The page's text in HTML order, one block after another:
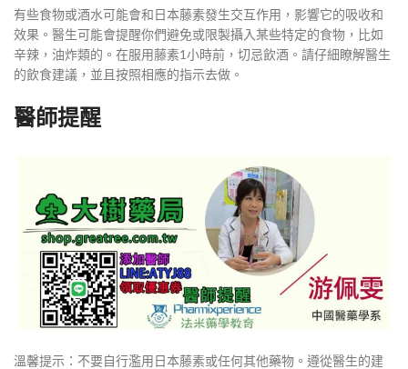
有些食物或酒水可能會和日本藤素發生交互作用，影響它的吸收和
效果。醫生可能會提醒你們避免或限製攝入某些特定的食物，比如
辛辣，油炸類的。在服用藤素1小時前，切忌飲酒。請仔細瞭解醫生
的飲食建議，並且按照相應的指示去做。
醫師提醒
溫馨提示：不要自行濫用日本藤素或任何其他藥物。遵從醫生的建